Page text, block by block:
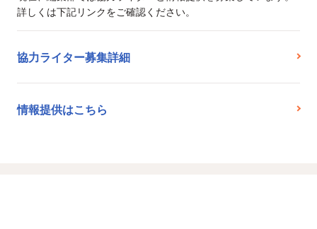
詳しくは下記リンクをご確認ください。
協力ライター募集詳細
情報提供はこちら